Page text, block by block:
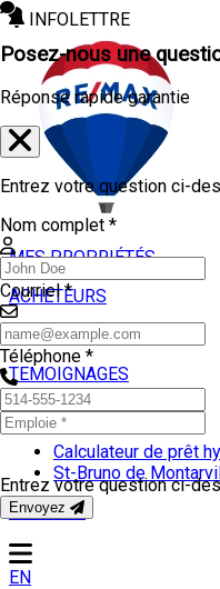
INFOLETTRE
MES PROPRIÉTÉS
ACHETEURS
VENDEURS
TEMOIGNAGES
OUTILS
Calculateur de prêt
St-Bruno de
CONTACT
EN
Posez-nous une
Réponse rapide garantie
Entrez votre question ci-
Nom complet *
Courriel *
Téléphone *
Entrez votre question ci-
Envoyez